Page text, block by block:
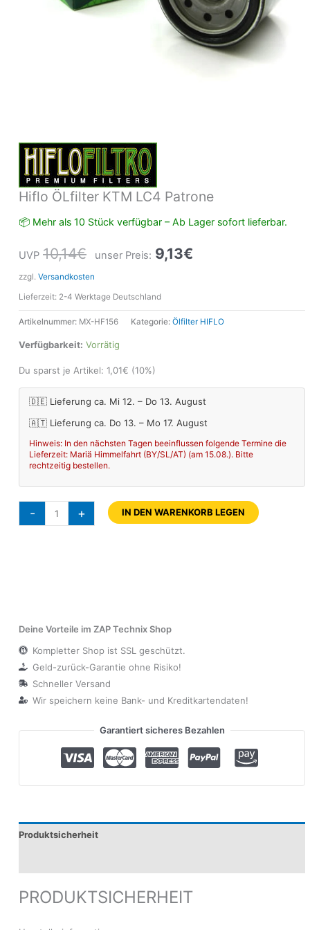
Hiflo ÖLfilter KTM LC4 Patrone
📦 Mehr als 10 Stück verfügbar – Ab Lager sofort lieferbar.
UVP 10,14€ unser Preis: 9,13€
zzgl. Versandkosten
Lieferzeit: 2-4 Werktage Deutschland
Artikelnummer: MX-HF156 Kategorie: Ölfilter HIFLO
Verfügbarkeit: Vorrätig
Du sparst je Artikel: 1,01€ (10%)
🇩🇪 Lieferung ca. Mi 12. – Do 13. August
🇦🇹 Lieferung ca. Do 13. – Mo 17. August
Hinweis: In den nächsten Tagen beeinflussen folgende Termine die
Lieferzeit: Mariä Himmelfahrt (BY/SL/AT) (am 15.08.). Bitte
rechtzeitig bestellen.
- + IN DEN WARENKORB LEGEN
Deine Vorteile im ZAP Technix Shop
Kompletter Shop ist SSL geschützt.
Geld-zurück-Garantie ohne Risiko!
Schneller Versand
Wir speichern keine Bank- und Kreditkartendaten!
Garantiert sicheres Bezahlen
Produktsicherheit
PRODUKTSICHERHEIT